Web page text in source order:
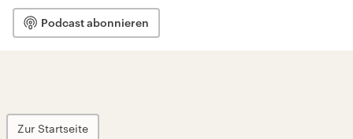
Podcast abonnieren
Zur Startseite